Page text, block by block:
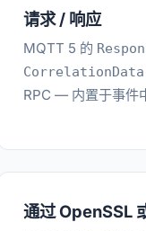
请求 / 响应
MQTT 5 的
CorrelationData
RPC — 内置于事件
通过 OpenSSL